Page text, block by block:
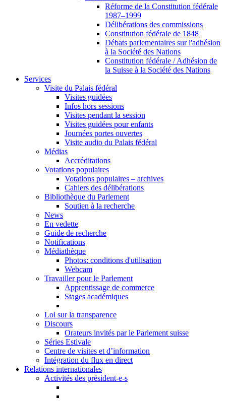
Réforme de la Constitution fédérale
1987–1999
Délibérations des commissions
Constitution fédérale de 1848
Débats parlementaires sur l'adhésion
à la Société des Nations
Constitution fédérale / Adhésion de
la Suisse à la Société des Nations
Services
Visite du Palais fédéral
Visites guidées
Infos hors sessions
Visites pendant la session
Visites guidées pour enfants
Journées portes ouvertes
Visite audio du Palais fédéral
Médias
Accréditations
Votations populaires
Votations populaires – archives
Cahiers des délibérations
Bibliothèque du Parlement
Soutien à la recherche
News
En vedette
Guide de recherche
Notifications
Médiathèque
Photos: conditions d'utilisation
Webcam
Travailler pour le Parlement
Apprentissage de commerce
Stages académiques
Loi sur la transparence
Discours
Orateurs invités par le Parlement suisse
Séries Estivale
Centre de visites et d’information
Intégration du flux en direct
Relations internationales
Activités des président-e-s